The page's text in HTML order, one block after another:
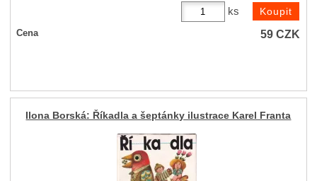
ks
Cena 59CZK
Ilona Borská: Říkadla a šeptánky ilustrace Karel Franta